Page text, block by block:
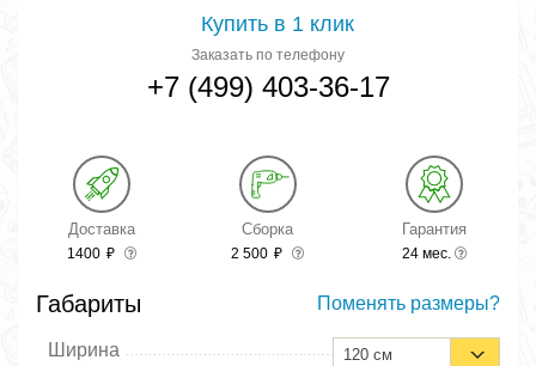
Купить в 1 клик
Заказать по телефону
+7 (499) 403-36-17
Доставка
1400 ₽
Сборка
2 500 ₽
Гарантия
24 мес.
Габариты Поменять размеры?
Ширина 120 см